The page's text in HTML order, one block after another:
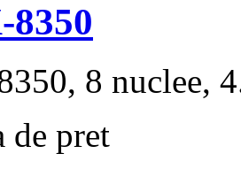
8 nuclee,
de pret